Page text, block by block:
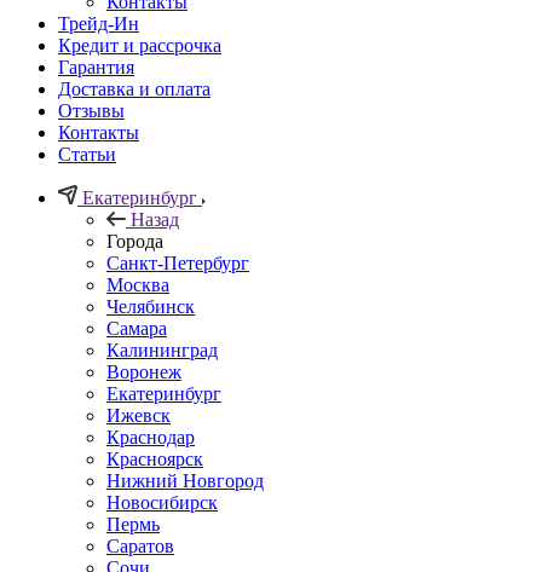
Трейд-Ин
Кредит и рассрочка
Гарантия
Доставка и оплата
Отзывы
Контакты
Статьи
Екатеринбург
Назад
Города
Санкт-Петербург
Москва
Челябинск
Самара
Калининград
Воронеж
Екатеринбург
Ижевск
Краснодар
Красноярск
Нижний Новгород
Новосибирск
Пермь
Саратов
Сочи